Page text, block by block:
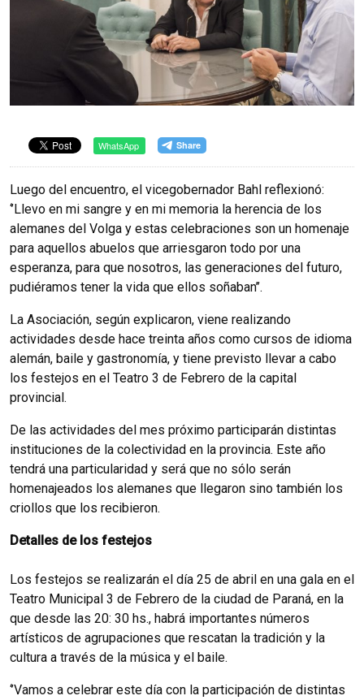
WhatsApp
Luego del encuentro, el vicegobernador Bahl reflexionó:
‘’Llevo en mi sangre y en mi memoria la herencia de los
alemanes del Volga y estas celebraciones son un homenaje
para aquellos abuelos que arriesgaron todo por una
esperanza, para que nosotros, las generaciones del futuro,
pudiéramos tener la vida que ellos soñaban’’.
La Asociación, según explicaron, viene realizando
actividades desde hace treinta años como cursos de idioma
alemán, baile y gastronomía, y tiene previsto llevar a cabo
los festejos en el Teatro 3 de Febrero de la capital
provincial.
De las actividades del mes próximo participarán distintas
instituciones de la colectividad en la provincia. Este año
tendrá una particularidad y será que no sólo serán
homenajeados los alemanes que llegaron sino también los
criollos que los recibieron.
Detalles de los festejos
Los festejos se realizarán el día 25 de abril en una gala en el
Teatro Municipal 3 de Febrero de la ciudad de Paraná, en la
que desde las 20: 30 hs., habrá importantes números
artísticos de agrupaciones que rescatan la tradición y la
cultura a través de la música y el baile.
‘’Vamos a celebrar este día con la participación de distintas